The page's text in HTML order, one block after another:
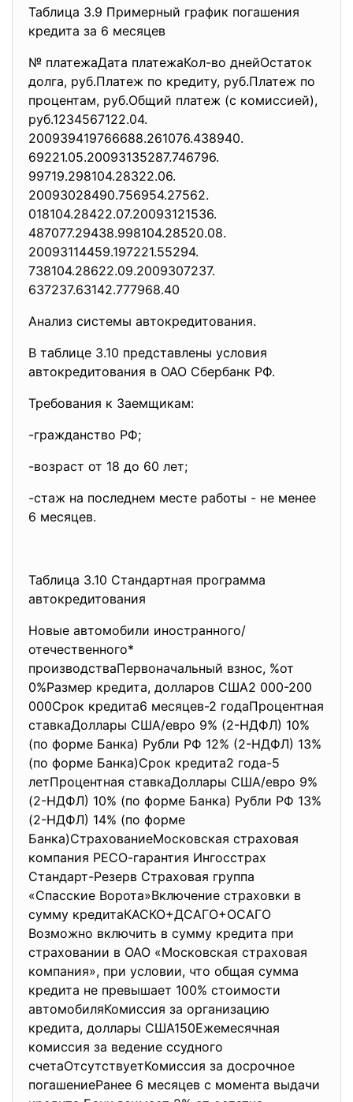
Таблица 3.9 Примерный график погашения
кредита за 6 месяцев
№ платежаДата платежаКол-во днейОстаток
долга, руб.Платеж по кредиту, руб.Платеж по
процентам, руб.Общий платеж (с комиссией),
руб.1234567122.04.
200939419766688.261076.438940.
69221.05.20093135287.746796.
99719.298104.28322.06.
20093028490.756954.27562.
018104.28422.07.20093121536.
487077.29438.998104.28520.08.
20093114459.197221.55294.
738104.28622.09.2009307237.
637237.63142.777968.40
Анализ системы автокредитования.
В таблице 3.10 представлены условия
автокредитования в ОАО Сбербанк РФ.
Требования к Заемщикам:
-гражданство РФ;
-возраст от 18 до 60 лет;
-стаж на последнем месте работы - не менее
6 месяцев.
Таблица 3.10 Стандартная программа
автокредитования
Новые автомобили иностранного/
отечественного*
производстваПервоначальный взнос, %от
0%Размер кредита, долларов США2 000-200
000Срок кредита6 месяцев-2 годаПроцентная
ставкаДоллары США/евро 9% (2-НДФЛ) 10%
(по форме Банка) Рубли РФ 12% (2-НДФЛ) 13%
(по форме Банка)Срок кредита2 года-5
летПроцентная ставкаДоллары США/евро 9%
(2-НДФЛ) 10% (по форме Банка) Рубли РФ 13%
(2-НДФЛ) 14% (по форме
Банка)СтрахованиеМосковская страховая
компания РЕСО-гарантия Ингосстрах
Стандарт-Резерв Страховая группа
«Спасские Ворота»Включение страховки в
сумму кредитаКАСКО+ДСАГО+ОСАГО
Возможно включить в сумму кредита при
страховании в ОАО «Московская страховая
компания», при условии, что общая сумма
кредита не превышает 100% стоимости
автомобиляКомиссия за организацию
кредита, доллары США150Ежемесячная
комиссия за ведение ссудного
счетаОтсутствуетКомиссия за досрочное
погашениеРанее 6 месяцев с момента выдачи